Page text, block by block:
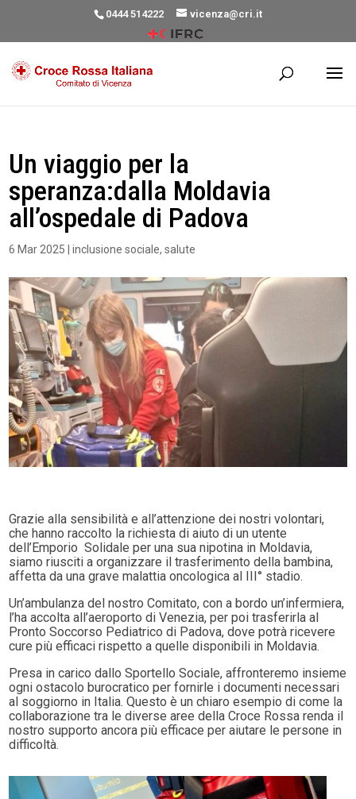
0444 514222 vicenza@cri.it
Un viaggio per la
speranza:dalla Moldavia
all’ospedale di Padova
6 Mar 2025 |inclusione sociale,salute
Grazie alla sensibilità e all’attenzione dei nostri volontari,
che hanno raccolto la richiesta di aiuto di un utente
dell’Emporio Solidale per una sua nipotina in Moldavia,
siamo riusciti a organizzare il trasferimento della bambina,
affetta da una grave malattia oncologica al III° stadio.
Un’ambulanza del nostro Comitato, con a bordo un’infermiera,
l’ha accolta all’aeroporto di Venezia, per poi trasferirla al
Pronto Soccorso Pediatrico di Padova, dove potrà ricevere
cure più efficaci rispetto a quelle disponibili in Moldavia.
Presa in carico dallo Sportello Sociale, affronteremo insieme
ogni ostacolo burocratico per fornirle i documenti necessari
al soggiorno in Italia. Questo è un chiaro esempio di come la
collaborazione tra le diverse aree della Croce Rossa renda il
nostro supporto ancora più efficace per aiutare le persone in
difficoltà.